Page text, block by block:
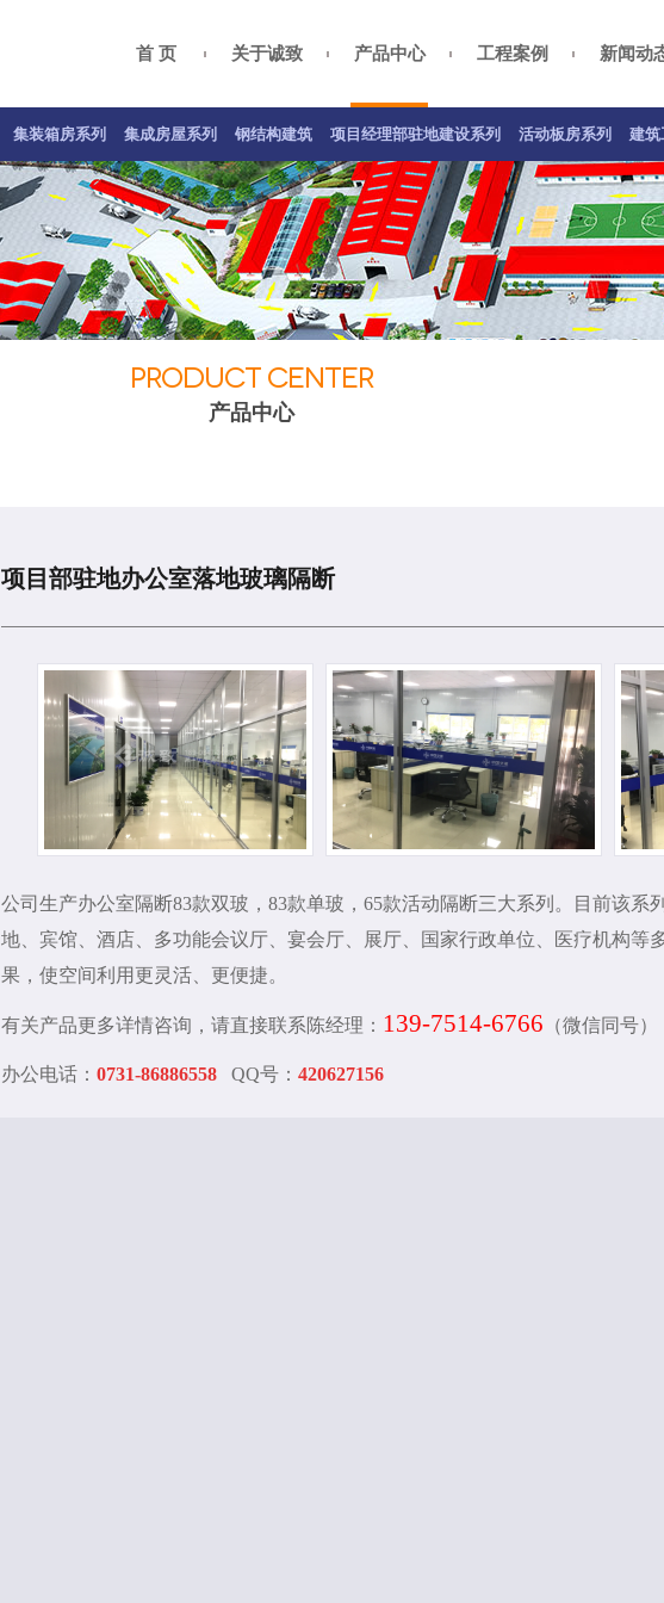
首 页 关于诚致 产品中心 工程案例 新闻动
集装箱房系列 集成房屋系列 钢结构建筑 项目经理部驻地建设系列 活动板房系列 建筑
PRODUCT CENTER
产品中心
项目部驻地办公室落地玻璃隔断
公司生产办公室隔断83款双玻，83款单玻，65款活动隔断三大系列。目前该系
地、宾馆、酒店、多功能会议厅、宴会厅、展厅、国家行政单位、医疗机构等
果，使空间利用更灵活、更便捷。
有关产品更多详情咨询，请直接联系陈经理： 139-7514-6766 （微信同号）
办公电话： 0731-86886558 QQ号： 420627156